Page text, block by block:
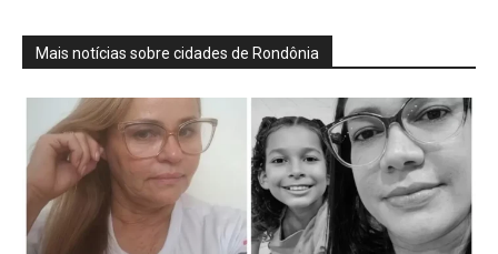
Mais notícias sobre cidades de Rondônia